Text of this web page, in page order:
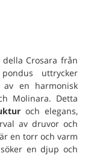
Crosara från
uttrycker
av en harmonisk
Molinara. Detta
och elegans,
av druvor och
en torr och varm
en djup och